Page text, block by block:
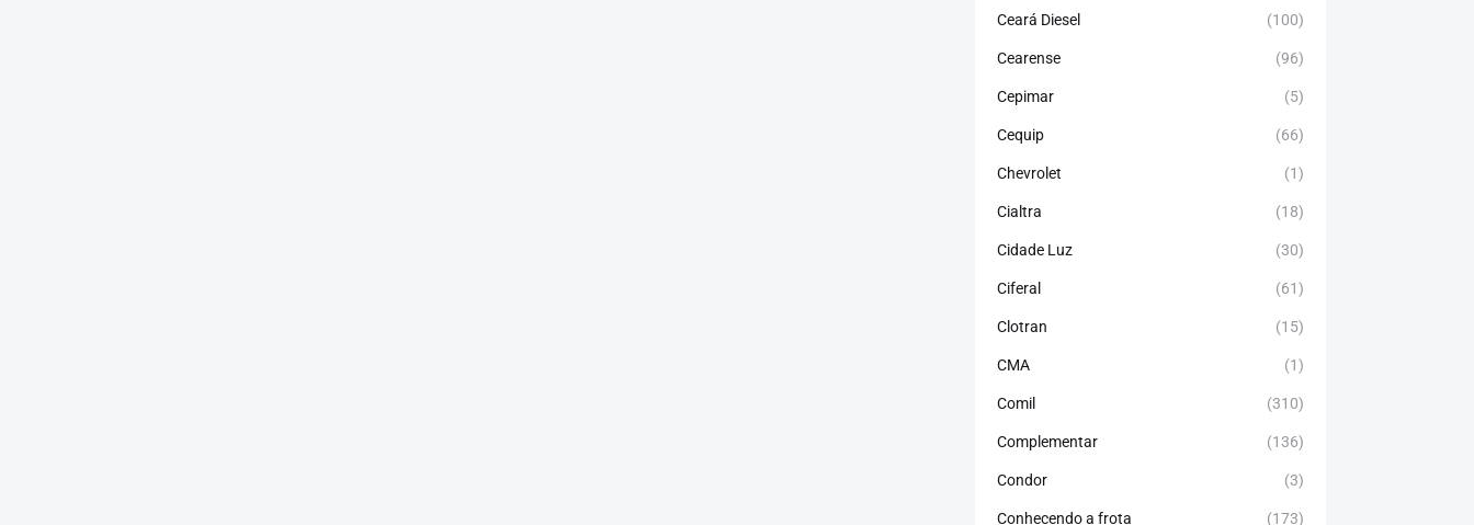
Ceará Diesel (100)
Cearense (96)
Cepimar (5)
Cequip (66)
Chevrolet (1)
Cialtra (18)
Cidade Luz (30)
Ciferal (61)
Clotran (15)
CMA (1)
Comil (310)
Complementar (136)
Condor (3)
Conhecendo a frota (173)